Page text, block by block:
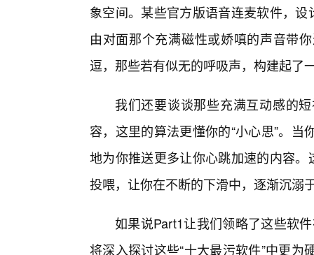
象空间。某些官方版语音连麦软件，
由对面那个充满磁性或娇嗔的声音带
逗，那些若有似无的呼吸声，构建起了
我们还要谈谈那些充满互动感的
容，这里的算法更懂你的“小心思”。
地为你推送更多让你心跳加速的内容
投喂，让你在不断的下滑中，逐渐沉溺
如果说Part1让我们领略了这些软
将深入探讨这些“十大最污软件”中更